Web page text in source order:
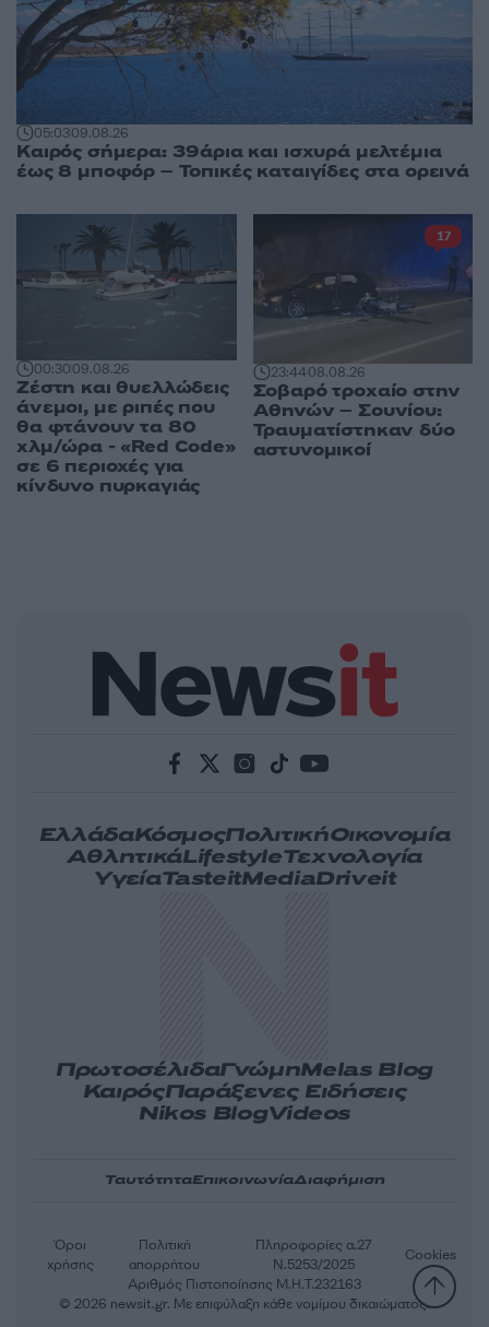
05:0309.08.26
Καιρός σήμερα: 39άρια και ισχυρά μελτέμια
έως 8 μποφόρ – Τοπικές καταιγίδες στα ορεινά
00:3009.08.26
Ζέστη και θυελλώδεις
άνεμοι, με ριπές που
θα φτάνουν τα 80
χλμ/ώρα - «Red Code»
σε 6 περιοχές για
κίνδυνο πυρκαγιάς
23:4408.08.26
Σοβαρό τροχαίο στην
Αθηνών – Σουνίου:
Τραυματίστηκαν δύο
αστυνομικοί
17
ΕλλάδαΚόσμοςΠολιτικήΟικονομία
ΑθλητικάLifestyleΤεχνολογία
ΥγείαTasteitMediaDriveit
ΠρωτοσέλιδαΓνώμηMelas Blog
ΚαιρόςΠαράξενες Ειδήσεις
Nikos BlogVideos
ΤαυτότηταΕπικοινωνίαΔιαφήμιση
Αριθμός Πιστοποίησης Μ.Η.Τ.232163
Όροι
χρήσης
Πολιτική
απορρήτου
Πληροφορίες α.27
Ν.5253/2025
Cookies
© 2026 newsit.gr. Με επιφύλαξη κάθε νομίμου δικαιώματος.